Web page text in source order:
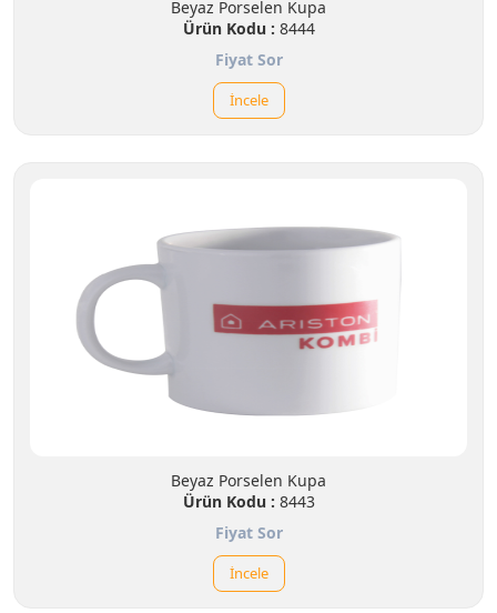
Beyaz Porselen Kupa
Ürün Kodu : 8444
Fiyat Sor
İncele
Beyaz Porselen Kupa
Ürün Kodu : 8443
Fiyat Sor
İncele